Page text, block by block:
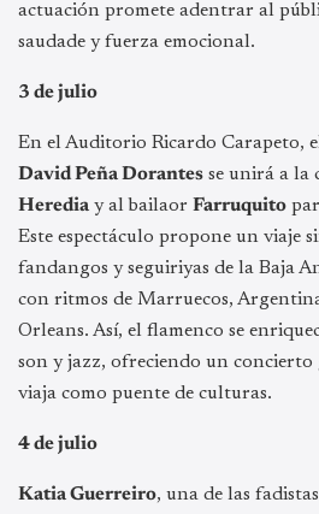
actuación promete adentrar al
saudade y fuerza emocional.
3 de julio
En el Auditorio Ricardo Carapeto,
David Peña Dorantes se unirá a la
Heredia y al bailaor Farruquito
Este espectáculo propone un viaje
fandangos y seguiriyas de la Baja
con ritmos de Marruecos,
Orleans. Así, el flamenco se
son y jazz, ofreciendo un
viaja como puente de culturas.
4 de julio
Katia Guerreiro, una de las